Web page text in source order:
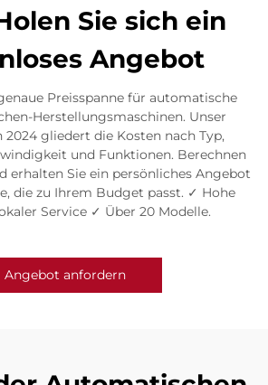
Sie sich ein
Angebot
Preisspanne für automatische
Herstellungsmaschinen. Unser
2024 gliedert die Kosten nach Typ,
und Funktionen. Berechnen
erhalten Sie ein persönliches Angebot
die zu Ihrem Budget passt. ✓ Hohe
Service ✓ Über 20 Modelle.
Angebot anfordern